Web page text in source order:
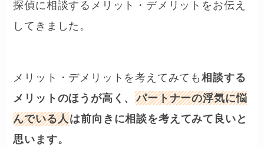
探偵に相談するメリット・デメリットをお伝え
してきました。
メリット・デメリットを考えてみても相談する
メリットのほうが高く、パートナーの浮気に悩
んでいる人は前向きに相談を考えてみて良いと
思います。